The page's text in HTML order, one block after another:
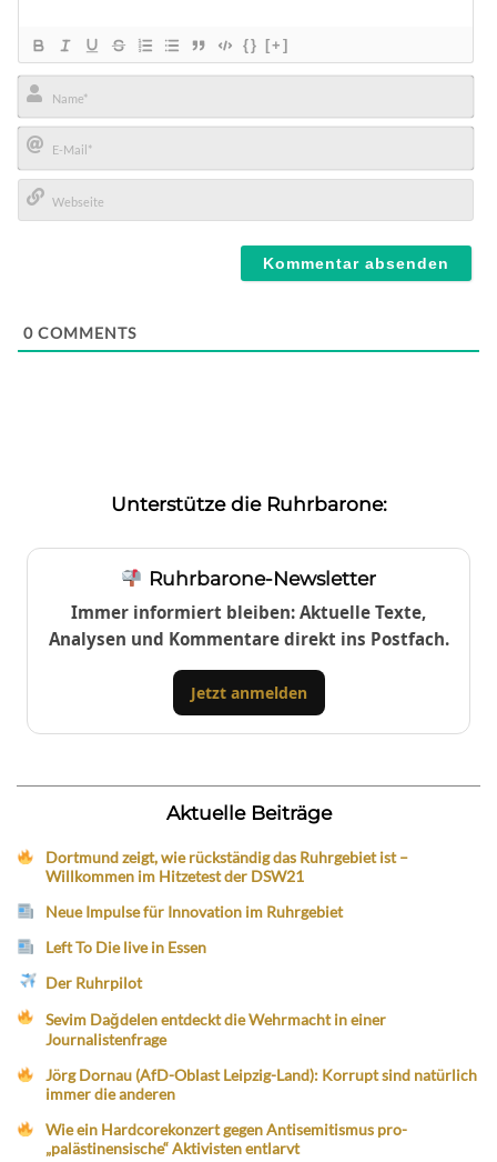
{} [+]
Name*
E-
Mail*
0 COMMENTS
Unterstütze die Ruhrbarone:
Ruhrbarone-Newsletter
Immer informiert bleiben: Aktuelle Texte,
Analysen und Kommentare direkt ins Postfach.
Jetzt anmelden
Aktuelle Beiträge
Dortmund zeigt, wie rückständig das Ruhrgebiet ist –
Willkommen im Hitzetest der DSW21
Neue Impulse für Innovation im Ruhrgebiet
Left To Die live in Essen
Der Ruhrpilot
Sevim Dağdelen entdeckt die Wehrmacht in einer
Journalistenfrage
Jörg Dornau (AfD-Oblast Leipzig-Land): Korrupt sind natürlich
immer die anderen
Wie ein Hardcorekonzert gegen Antisemitismus pro-
„palästinensische“ Aktivisten entlarvt